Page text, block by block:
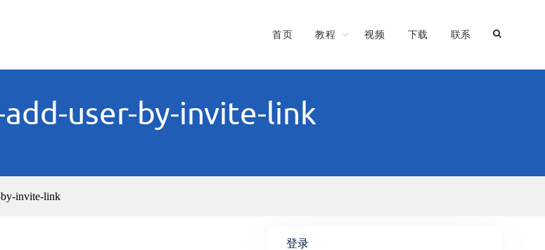
首页 教程 视频 下载 联系
user-by-invite-link
by-invite-link
登录